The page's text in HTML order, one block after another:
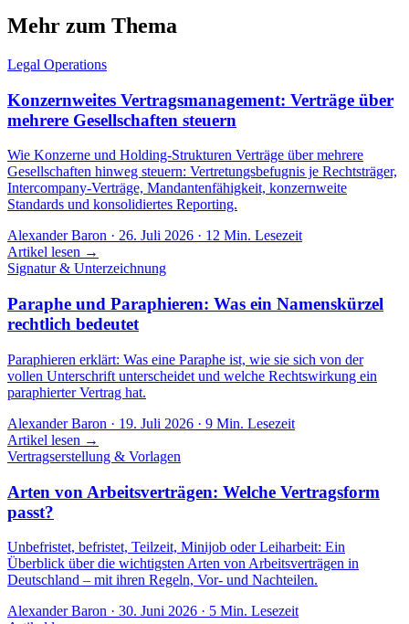
Mehr zum Thema
Legal Operations
Konzernweites Vertragsmanagement: Verträge über
mehrere Gesellschaften steuern
Wie Konzerne und Holding-Strukturen Verträge über mehrere
Gesellschaften hinweg steuern: Vertretungsbefugnis je Rechtsträger,
Intercompany-Verträge, Mandantenfähigkeit, konzernweite
Standards und konsolidiertes Reporting.
Alexander Baron · 26. Juli 2026 · 12 Min. Lesezeit
Artikel lesen →
Signatur & Unterzeichnung
Paraphe und Paraphieren: Was ein Namenskürzel
rechtlich bedeutet
Paraphieren erklärt: Was eine Paraphe ist, wie sie sich von der
vollen Unterschrift unterscheidet und welche Rechtswirkung ein
paraphierter Vertrag hat.
Alexander Baron · 19. Juli 2026 · 9 Min. Lesezeit
Artikel lesen →
Vertragserstellung & Vorlagen
Arten von Arbeitsverträgen: Welche Vertragsform
passt?
Unbefristet, befristet, Teilzeit, Minijob oder Leiharbeit: Ein
Überblick über die wichtigsten Arten von Arbeitsverträgen in
Deutschland – mit ihren Regeln, Vor- und Nachteilen.
Alexander Baron · 30. Juni 2026 · 5 Min. Lesezeit